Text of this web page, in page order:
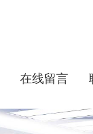
在线留言